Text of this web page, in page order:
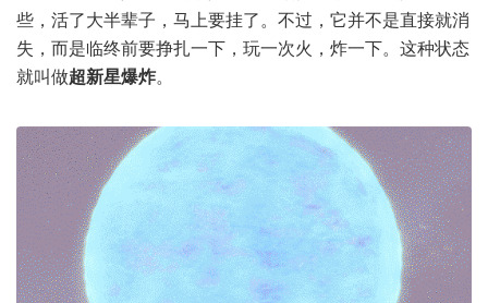
些，活了大半辈子，马上要挂了。不过，它并不是直接就消
失，而是临终前要挣扎一下，玩一次火，炸一下。这种状态
就叫做超新星爆炸。